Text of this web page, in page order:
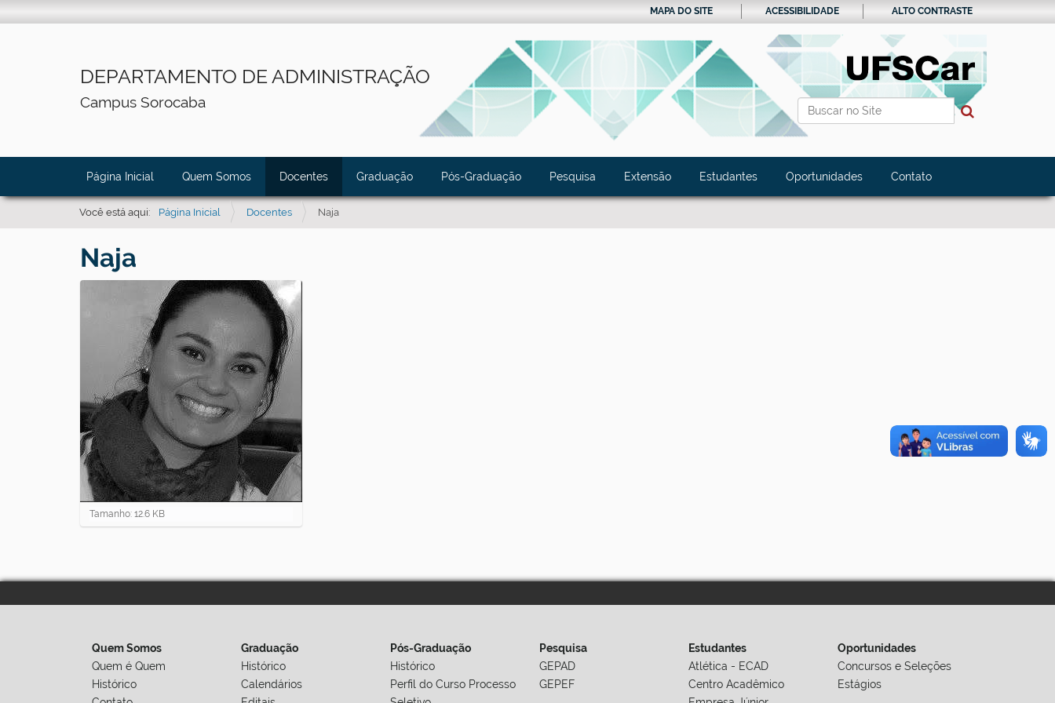
DEPARTAMENTO DE ADMINISTRAÇÃO
Campus Sorocaba Busca
Busca Avançada…
MAPA DO SITE ACESSIBILIDADE ALTO CONTRASTE
Página Inicial Quem Somos Docentes Graduação Pós-Graduação Pesquisa Extensão Estudantes Oportunidades Contato
Você está aqui: Página Inicial Docentes Naja
Naja
C
l
p
a
v
e
Tamanho: 12.6 KB
Quem Somos
Quem é Quem
Histórico
Graduação
Histórico
Calendários
Pós-Graduação
Histórico
Perfil do Curso Processo
Pesquisa
GEPAD
GEPEF
Estudantes
Atlética - ECAD
Centro Acadêmico
Oportunidades
Concursos e Seleções
Estágios